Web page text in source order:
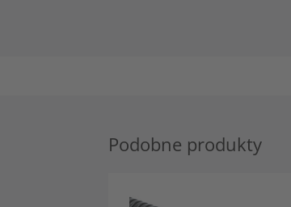
Podobne produkty